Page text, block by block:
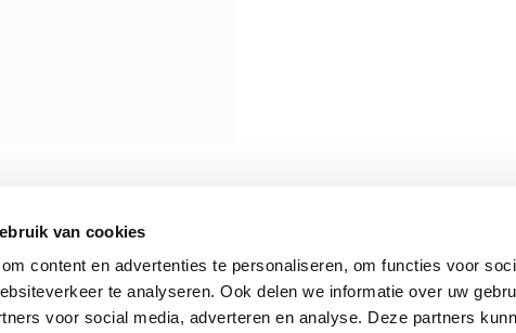
van cookies
content en advertenties te personaliseren, om functies voor
te analyseren. Ook delen we informatie over uw
voor social media, adverteren en analyse. Deze partners